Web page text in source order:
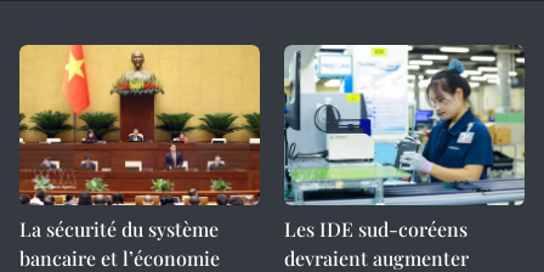
La sécurité du système
bancaire et l’économie
Les IDE sud-coréens
devraient augmenter